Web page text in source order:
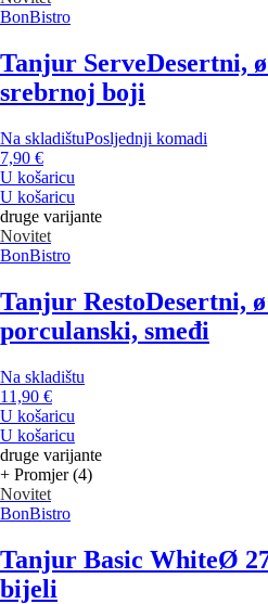
BonBistro
Tanjur ServeDesertni,
srebrnoj boji
Na skladištuPosljednji komadi
7,90 €
U košaricu
U košaricu
druge varijante
Novitet
BonBistro
Tanjur RestoDesertni,
porculanski, smeđi
Na skladištu
11,90 €
U košaricu
U košaricu
druge varijante
+ Promjer (4)
Novitet
BonBistro
Tanjur Basic WhiteØ
bijeli